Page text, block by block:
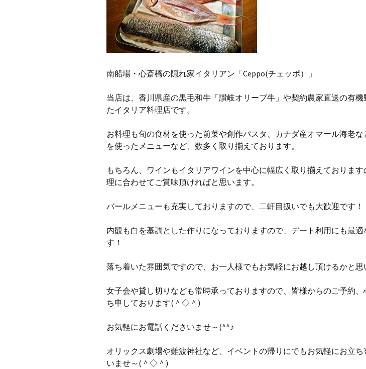
南船場・心斎橋の隠れ家イタリアン「Ceppo(チェッポ）」
当店は、香川県産の黒毛和牛「讃岐オリーブ牛」や契約農家直送の有機
たイタリア料理店です。
お料理も旬の食材を使った前菜や創作パスタ、カナダ産オマール海老な
を使ったメニューなど、数多く取り揃えております。
もちろん、ワインもイタリアワインを中心に幅広く取り揃えておりま
理に合わせてご賞味頂ければと思います。
バールメニューも充実しておりますので、二軒目扱いでも大歓迎です！
内観も白を基調とした作りになっておりますので、デート利用にも最適
す！
落ち着いた雰囲気ですので、お一人様でもお気軽にお越し頂けるかと思
女子会や貸し切りなども常時承っておりますので、皆様からのご予約、
ち申しております(＾◇＾)
お気軽にお電話くださいませ～(^^♪
オリックス劇場や難波神社など、イベントの帰りにでもお気軽にお立ち
いませ～(＾◇＾)